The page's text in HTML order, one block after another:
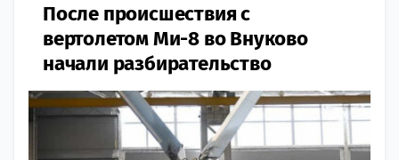
После происшествия с
вертолетом Ми-8 во Внуково
начали разбирательство